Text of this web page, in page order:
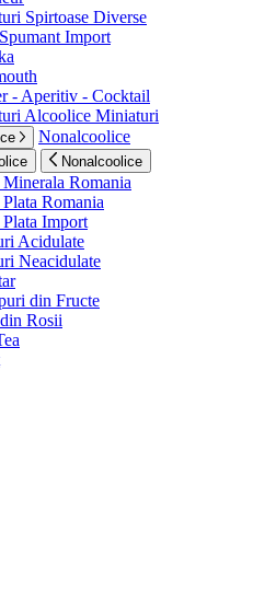
Spirtoase Diverse
Import
- Aperitiv - Cocktail
Alcoolice Miniaturi
Nonalcoolice
Nonalcoolice
Romania
Romania
Import
Acidulate
Neacidulate
din Fructe
Rosii